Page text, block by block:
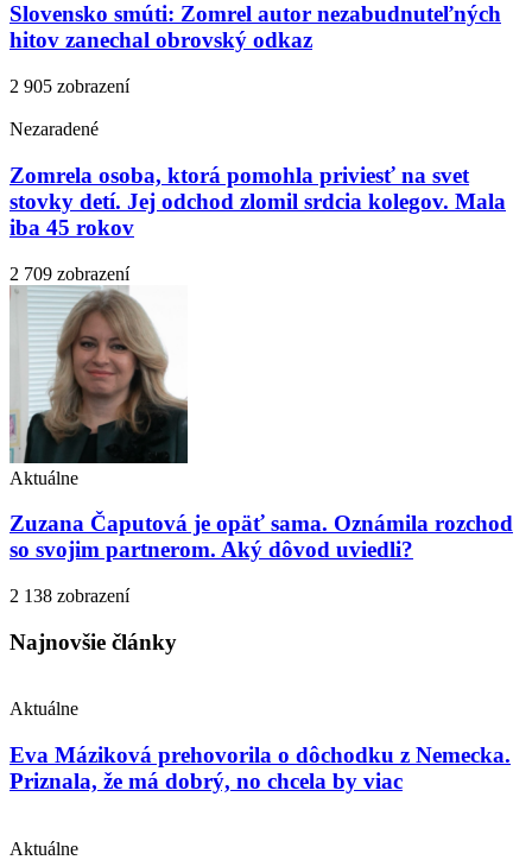
Slovensko smúti: Zomrel autor nezabudnuteľných
hitov zanechal obrovský odkaz
2 905 zobrazení
Nezaradené
Zomrela osoba, ktorá pomohla priviesť na svet
stovky detí. Jej odchod zlomil srdcia kolegov. Mala
iba 45 rokov
2 709 zobrazení
Aktuálne
Zuzana Čaputová je opäť sama. Oznámila rozchod
so svojim partnerom. Aký dôvod uviedli?
2 138 zobrazení
Najnovšie články
Aktuálne
Eva Máziková prehovorila o dôchodku z Nemecka.
Priznala, že má dobrý, no chcela by viac
Aktuálne